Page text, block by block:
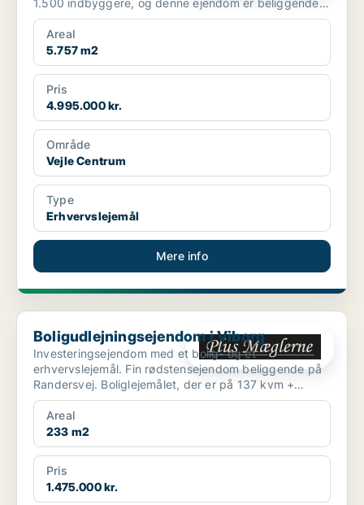
1.500 indbyggere, og denne ejendom er beliggende
midt ...
Areal
5.757 m2
Pris
4.995.000 kr.
Område
Vejle Centrum
Type
Erhvervslejemål
Mere info
Boligudlejningsejendom i Viborg
Boligudlejningsejendom i Viborg
Investeringsejendom med et bolig- og et
erhvervslejemål. Fin rødstensejendom beliggende på
Randersvej. Boliglejemålet, der er på 137 kvm +
kælder, ind...
Areal
233 m2
Pris
1.475.000 kr.